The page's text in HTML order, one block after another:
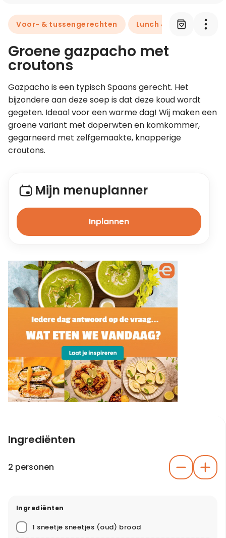
Leer koken als een chef
Kooktips & blogs
Voor- & tussengerechten Lunch & brunch
Groene gazpacho met
croutons
Gazpacho is een typisch Spaans gerecht. Het
bijzondere aan deze soep is dat deze koud wordt
gegeten. Ideaal voor een warme dag! Wij maken een
groene variant met doperwten en komkommer,
gegarneerd met zelfgemaakte, knapperige
croutons.
Mijn menuplanner
Inplannen
Ingrediënten
2 personen
Ingrediënten
1 sneetje sneetjes (oud) brood